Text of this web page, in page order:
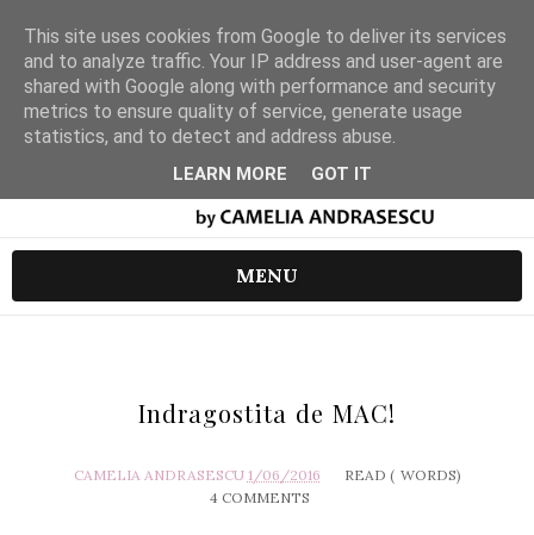
MENU
Indragostita de MAC!
CAMELIA ANDRASESCU 1/06/2016 READ ( WORDS)
4 COMMENTS
This site uses cookies from Google to deliver its services
and to analyze traffic. Your IP address and user-agent are
shared with Google along with performance and security
metrics to ensure quality of service, generate usage
statistics, and to detect and address abuse.
LEARN MORE GOT IT